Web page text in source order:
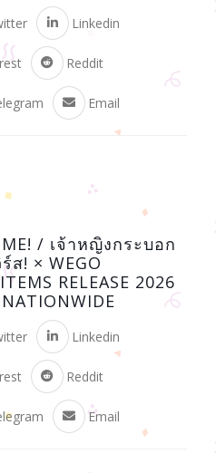
Linkedin
Reddit
Email
/ เจ้าหญิงกระบอก
ส! × WEGO
RELEASE 2026
Linkedin
Reddit
Email